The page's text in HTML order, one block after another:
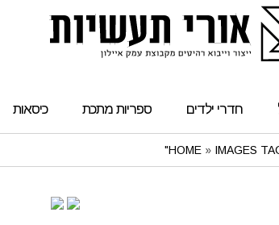
חדרי ילדים ספריות מתכת כיסאות
HOME » IMAGES